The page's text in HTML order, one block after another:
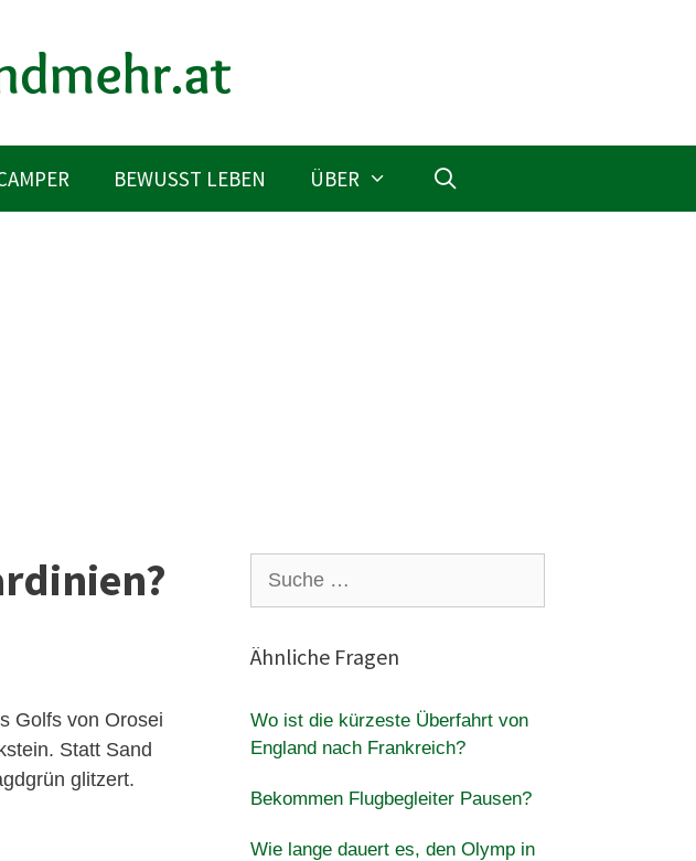
BEWUSST LEBEN ÜBER
Golfs von Orosei
Statt Sand
glitzert.
nach:
Ähnliche Fragen
Wo ist die kürzeste Überfahrt von
England nach Frankreich?
Bekommen Flugbegleiter Pausen?
Wie lange dauert es, den Olymp in